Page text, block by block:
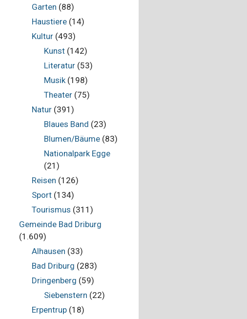
Garten (88)
Haustiere(14)
Kultur(493)
Kunst (142)
Literatur (53)
Musik(198)
Theater (75)
Natur(391)
Blaues Band (23)
Blumen/Bäume (83)
Nationalpark Egge
(21)
Reisen (126)
Sport(134)
Tourismus (311)
Gemeinde Bad Driburg
(1.609)
Alhausen (33)
Bad Driburg (283)
Dringenberg (59)
Siebenstern (22)
Erpentrup(18)